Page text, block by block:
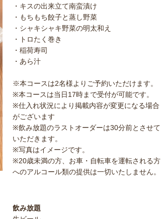
・キスの出来立て南蛮漬け
・もちもち餃子と蒸し野菜
・シャキシャキ野菜の明太和え
・トロたく巻き
・稲荷寿司
・あら汁
※本コースは2名様よりご予約いただけます。
※本コースは当日17時まで受付が可能です。
※仕入れ状況により掲載内容が変更になる場合
がございます
※飲み放題のラストオーダーは30分前とさせて
いただきます。
※写真はイメージです。
※20歳未満の方、お車・自転車を運転される方
へのアルコール類の提供は一切いたしません。
飲み放題